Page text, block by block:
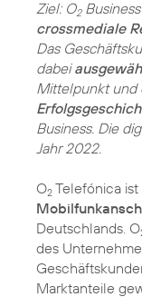
Ziel: O2
crossmediale
Das
dabei
Mittelpunkt und
Business. Die
Jahr 2022.
O2 Telefónica ist
Deutschlands. O
des
Marktanteile